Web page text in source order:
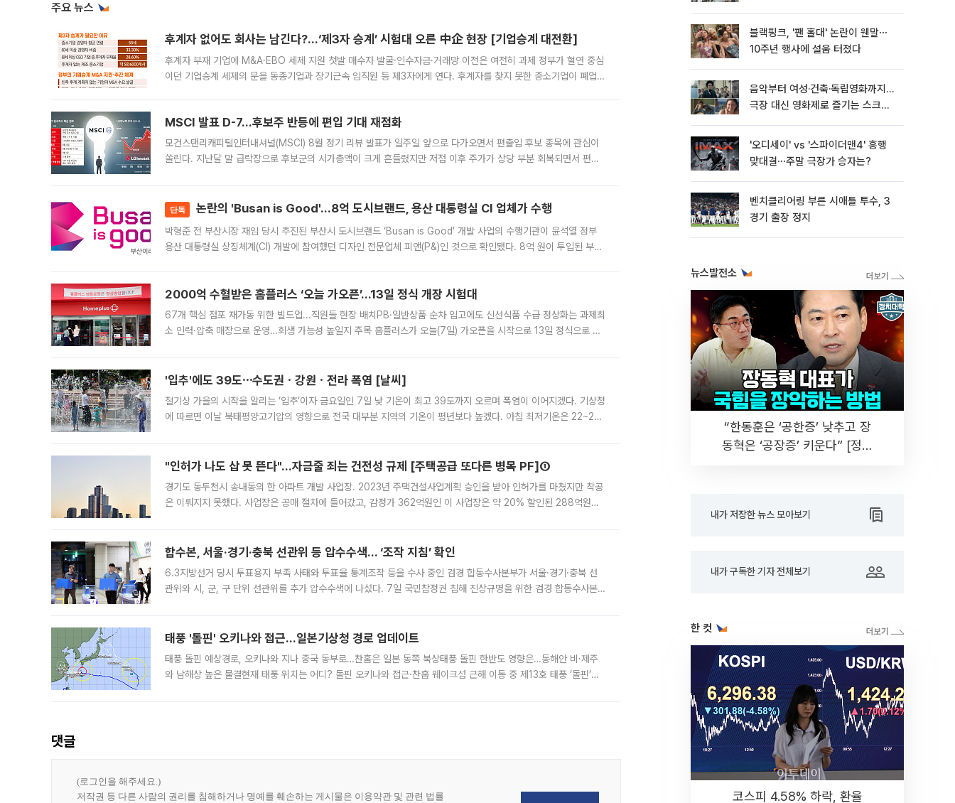
주요 뉴스
후계자 없어도 회사는 남긴다?…‘제3자 승계’ 시험대 오른 中企 현장 [기업승계 대전환]
후계자 부재 기업에 M&A·EBO 세제 지원 첫발 매수자 발굴·인수자금·거래망 이전은 여전히 과제 정부가 혈연 중심
이던 기업승계 세제의 문을 동종기업과 장기근속 임직원 등 제3자에게 연다. 후계자를 찾지 못한 중소기업이 폐업
MSCI 발표 D-7…후보주 반등에 편입 기대 재점화
모건스탠리캐피털인터내셔널(MSCI) 8월 정기 리뷰 발표가 일주일 앞으로 다가오면서 편출입 후보 종목에 관심이
쏠린다. 지난달 말 급락장으로 후보군의 시가총액이 크게 흔들렸지만 저점 이후 주가가 상당 부분 회복되면서 편입
단독 논란의 'Busan is Good'…8억 도시브랜드, 용산 대통령실 CI 업체가 수행
박형준 전 부산시장 재임 당시 추진된 부산시 도시브랜드 ‘Busan is Good’ 개발 사업의 수행기관이 윤석열 정부
용산 대통령실 상징체계(CI) 개발에 참여했던 디자인 전문업체 피앤(P&)인 것으로 확인됐다. 8억 원이 투입된 부산
2000억 수혈받은 홈플러스 ‘오늘 가오픈’...13일 정식 개장 시험대
67개 핵심 점포 재가동 위한 빌드업...직원들 현장 배치PB·일반상품 순차 입고에도 신선식품 수급 정상화는 과제최
소 인력·압축 매장으로 운영…회생 가능성 높일지 주목 홈플러스가 오늘(7일) 가오픈을 시작으로 13일 정식으로 재
'입추'에도 39도⋯수도권ㆍ강원ㆍ전라 폭염 [날씨]
절기상 가을의 시작을 알리는 ‘입추’이자 금요일인 7일 낮 기온이 최고 39도까지 오르며 폭염이 이어지겠다. 기상청
에 따르면 이날 북태평양고기압의 영향으로 전국 대부분 지역의 기온이 평년보다 높겠다. 아침 최저기온은 22~27
"인허가 나도 삽 못 뜬다"…자금줄 죄는 건전성 규제 [주택공급 또다른 병목 PF]①
경기도 동두천시 송내동의 한 아파트 개발 사업장. 2023년 주택건설사업계획 승인을 받아 인허가를 마쳤지만 착공
은 이뤄지지 못했다. 사업장은 공매 절차에 들어갔고, 감정가 362억원인 이 사업장은 약 20% 할인된 288억원에
합수본, 서울·경기·충북 선관위 등 압수수색… ‘조작 지침’ 확인
6.3지방선거 당시 투표용지 부족 사태와 투표율 통계조작 등을 수사 중인 검경 합동수사본부가 서울·경기·충북 선
관위와 시, 군, 구 단위 선관위를 추가 압수수색에 나섰다. 7일 국민참정권 침해 진상규명을 위한 검경 합동수사본
태풍 '돌핀' 오키나와 접근…일본기상청 경로 업데이트
태풍 돌핀 예상경로, 오키나와 지나 중국 동부로…찬홈은 일본 동쪽 북상태풍 돌핀 한반도 영향은…동해안 비·제주
와 남해상 높은 물결현재 태풍 위치는 어디? 돌핀 오키나와 접근·찬홈 웨이크섬 근해 이동 중 제13호 태풍 ‘돌핀’이
댓글
블랙핑크, '팬 홀대' 논란이 웬말⋯
10주년 행사에 설움 터졌다
음악부터 여성·건축·독립영화까지…
극장 대신 영화제로 즐기는 스크린
'오디세이' vs '스파이더맨4' 흥행
맞대결⋯주말 극장가 승자는?
벤치클리어링 부른 시애틀 투수, 3
경기 출장 정지
뉴스발전소
“한동훈은 ‘공한증’ 낮추고 장
동혁은 ‘공장증’ 키운다” [정치
내가 저장한 뉴스 모아보기
내가 구독한 기자 전체보기
한 컷
코스피 4.58% 하락, 환율